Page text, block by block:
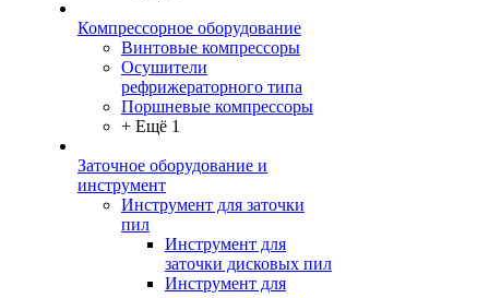
Компрессорное оборудование
Винтовые компрессоры
Осушители
рефрижераторного типа
Поршневые компрессоры
+ Ещё 1
Заточное оборудование и
инструмент
Инструмент для заточки
пил
Инструмент для
заточки дисковых пил
Инструмент для